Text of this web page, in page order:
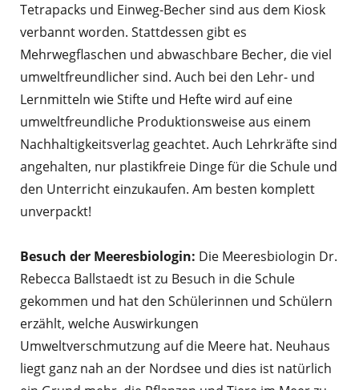
Tetrapacks und Einweg-Becher sind aus dem Kiosk
verbannt worden. Stattdessen gibt es
Mehrwegflaschen und abwaschbare Becher, die viel
umweltfreundlicher sind. Auch bei den Lehr- und
Lernmitteln wie Stifte und Hefte wird auf eine
umweltfreundliche Produktionsweise aus einem
Nachhaltigkeitsverlag geachtet. Auch Lehrkräfte sind
angehalten, nur plastikfreie Dinge für die Schule und
den Unterricht einzukaufen. Am besten komplett
unverpackt!
Besuch der Meeresbiologin: Die Meeresbiologin Dr.
Rebecca Ballstaedt ist zu Besuch in die Schule
gekommen und hat den Schülerinnen und Schülern
erzählt, welche Auswirkungen
Umweltverschmutzung auf die Meere hat. Neuhaus
liegt ganz nah an der Nordsee und dies ist natürlich